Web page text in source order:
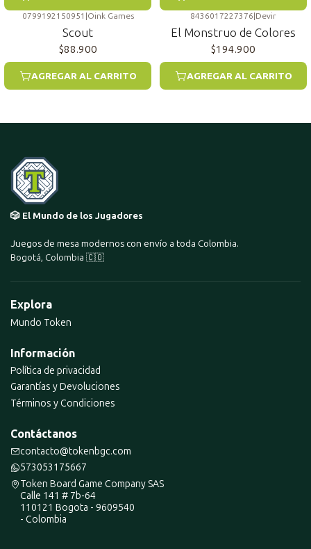
0799192150951 |Oink Games
Scout
$88.900
AGREGAR AL CARRITO
8436017227376|Devir
El Monstruo de Colores
$194.900
AGREGAR AL CARRITO
🎲 El Mundo de los Jugadores
Juegos de mesa modernos con envío a toda Colombia.
Bogotá, Colombia 🇨🇴
Explora
Mundo Token
Información
Política de privacidad
Garantías y Devoluciones
Términos y Condiciones
Contáctanos
contacto@tokenbgc.com
573053175667
Token Board Game Company SAS
Calle 141 # 7b-64
110121 Bogota - 9609540
- Colombia